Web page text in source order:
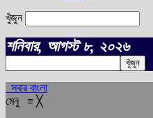
খুঁজুন
শনিবার, আগস্ট ৮, ২০২৬
সবার বাংলা
মেনু ≡ ╳